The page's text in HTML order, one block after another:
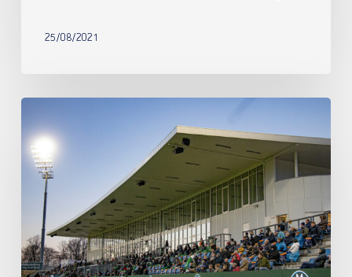
25/08/2021
lukket
denne